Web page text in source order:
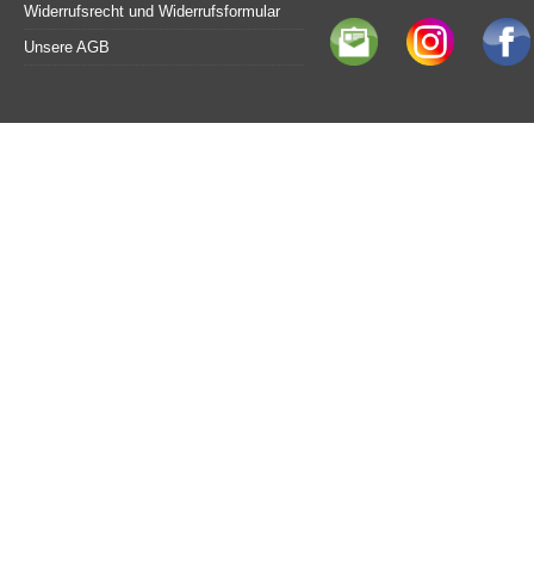
Widerrufsrecht und Widerrufsformular
Unsere AGB